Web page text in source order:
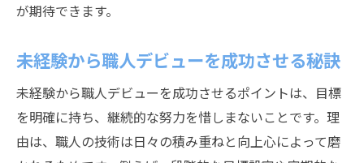
が期待できます。
未経験から職人デビューを成功させる秘訣
未経験から職人デビューを成功させるポイントは、目標
を明確に持ち、継続的な努力を惜しまないことです。理
由は、職人の技術は日々の積み重ねと向上心によって磨